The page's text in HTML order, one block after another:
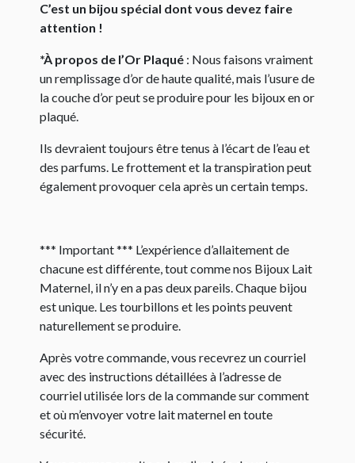
C’est un bijou spécial dont vous devez faire
attention !
*À propos de l’Or Plaqué : Nous faisons vraiment
un remplissage d’or de haute qualité, mais l’usure de
la couche d’or peut se produire pour les bijoux en or
plaqué.
Ils devraient toujours être tenus à l’écart de l’eau et
des parfums. Le frottement et la transpiration peut
également provoquer cela après un certain temps.
*** Important *** L’expérience d’allaitement de
chacune est différente, tout comme nos Bijoux Lait
Maternel, il n’y en a pas deux pareils. Chaque bijou
est unique. Les tourbillons et les points peuvent
naturellement se produire.
Après votre commande, vous recevrez un courriel
avec des instructions détaillées à l’adresse de
courriel utilisée lors de la commande sur comment
et où m’envoyer votre lait maternel en toute
sécurité.